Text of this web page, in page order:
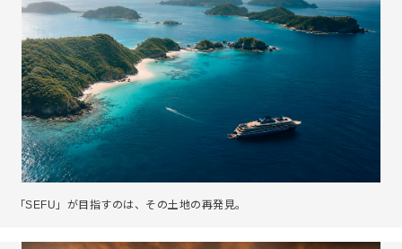
「SEFU」が目指すのは、その土地の再発見。